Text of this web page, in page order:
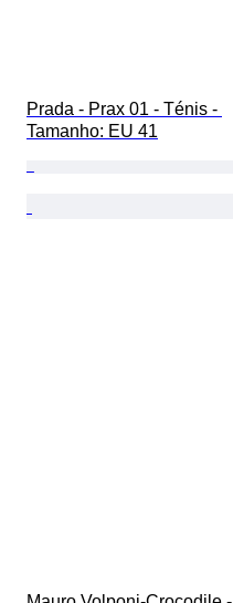
Prada - Prax 01 - Ténis -
Tamanho: EU 41